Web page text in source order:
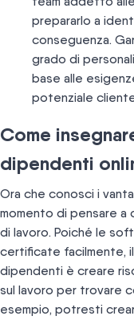
prepararlo a
conseguenza.
grado di
base alle
potenziale
Come
dipendenti
Ora che conosci i
momento di pensare a
di lavoro. Poiché le
certificate facilmente,
dipendenti è creare
sul lavoro per trovare
esempio, potresti